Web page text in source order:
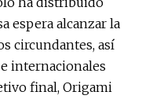
espera alcanzar la
circundantes, así
internacionales
final, Origami